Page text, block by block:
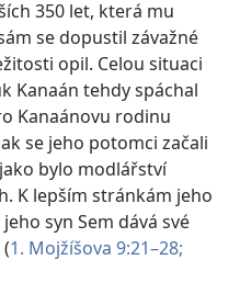
350 let, která mu
se dopustil závažné
opil. Celou situaci
Kanaán tehdy spáchal
Kanaánovu rodinu
se jeho potomci začali
bylo modlářství
K lepším stránkám jeho
syn Sem dává své
1. Mojžíšova 9:21–28;